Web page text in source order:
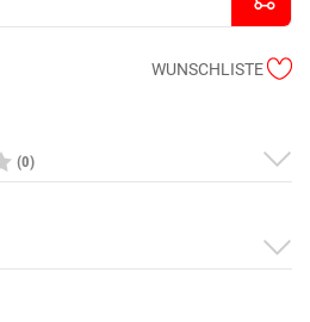
WUNSCHLISTE
(0)